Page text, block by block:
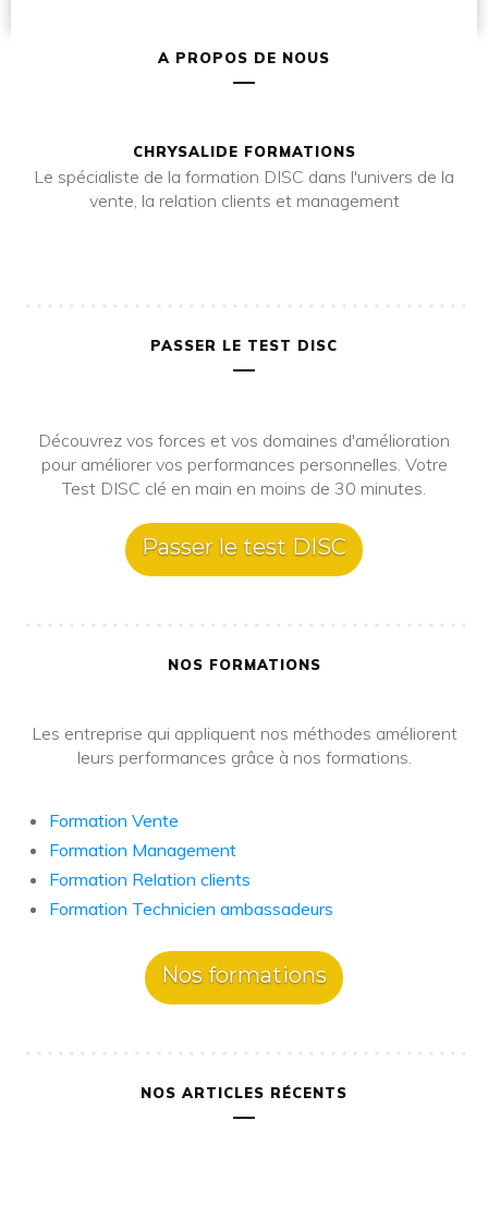
A PROPOS DE NOUS
CHRYSALIDE FORMATIONS
Le spécialiste de la formation DISC dans l'univers de la
vente, la relation clients et management
PASSER LE TEST DISC
Découvrez vos forces et vos domaines d'amélioration
pour améliorer vos performances personnelles. Votre
Test DISC clé en main en moins de 30 minutes.
Passer le test DISC
NOS FORMATIONS
Les entreprise qui appliquent nos méthodes améliorent
leurs performances grâce à nos formations.
Formation Vente
Formation Management
Formation Relation clients
Formation Technicien ambassadeurs
Nos formations
NOS ARTICLES RÉCENTS